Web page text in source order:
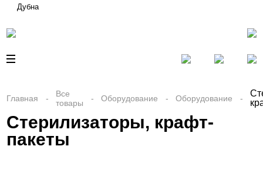
Дубна
Главная
Все
товары
Оборудование Оборудование
Стерилизаторы, крафт-
пакеты